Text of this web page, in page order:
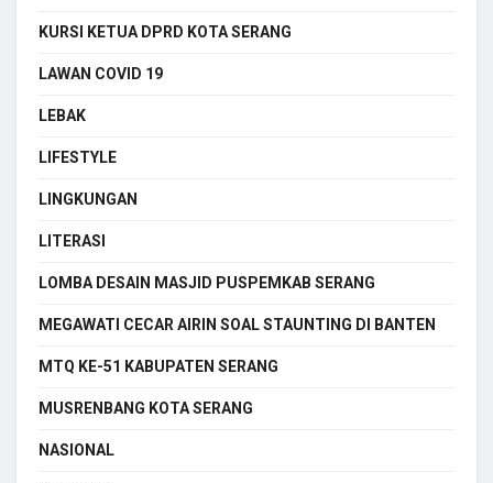
KURSI KETUA DPRD KOTA SERANG
LAWAN COVID 19
LEBAK
LIFESTYLE
LINGKUNGAN
LITERASI
LOMBA DESAIN MASJID PUSPEMKAB SERANG
MEGAWATI CECAR AIRIN SOAL STAUNTING DI BANTEN
MTQ KE-51 KABUPATEN SERANG
MUSRENBANG KOTA SERANG
NASIONAL